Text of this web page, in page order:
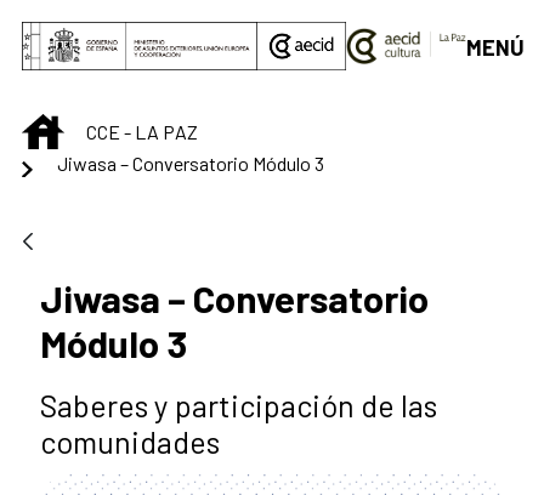
Saltar al contenido principal
MENÚ
INICIOCCE - LA PAZ
Jiwasa – Conversatorio Módulo 3
Jiwasa – Conversatorio
Módulo 3
Saberes y participación de las
comunidades